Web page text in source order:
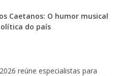
Caetanos: O humor musical
do país
reúne especialistas para